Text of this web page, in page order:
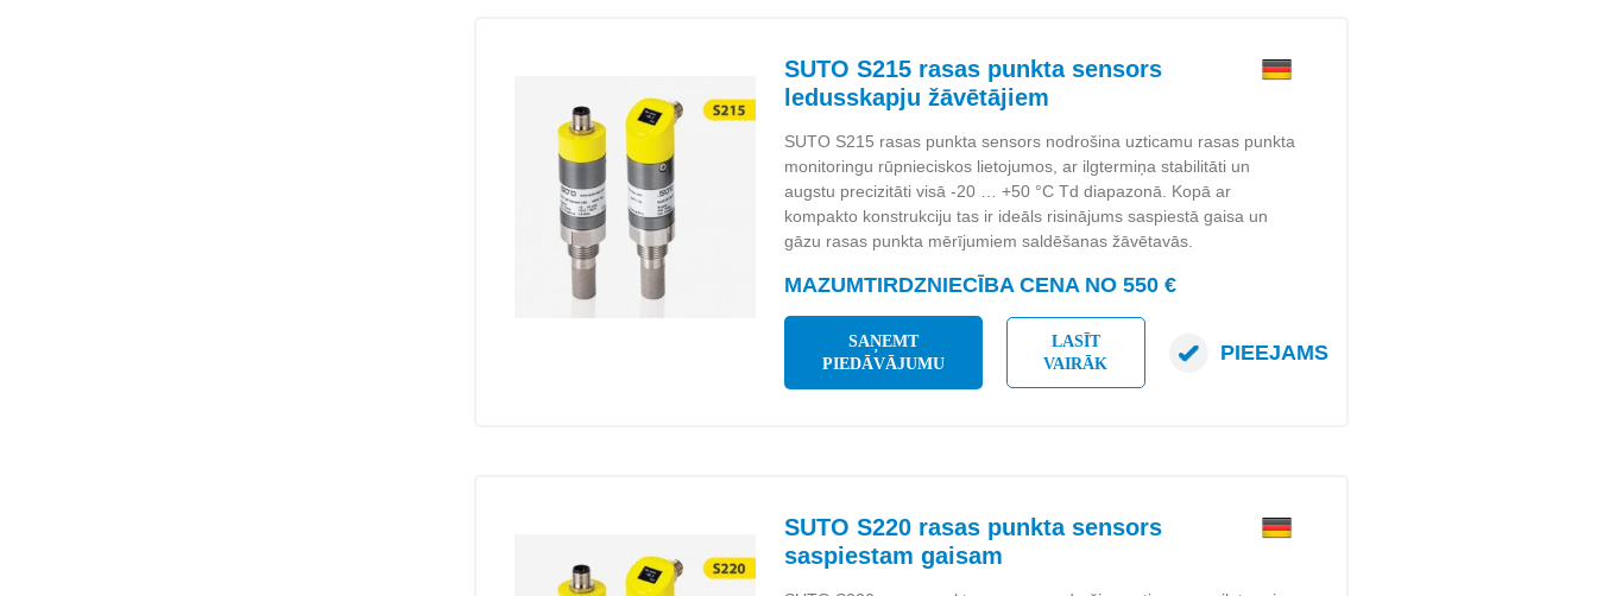
SUTO S215 rasas punkta sensors
ledusskapju žāvētājiem
SUTO S215 rasas punkta sensors nodrošina uzticamu rasas punkta
monitoringu rūpnieciskos lietojumos, ar ilgtermiņa stabilitāti un
augstu precizitāti visā -20 … +50 °C Td diapazonā. Kopā ar
kompakto konstrukciju tas ir ideāls risinājums saspiestā gaisa un
gāzu rasas punkta mērījumiem saldēšanas žāvētavās.
MAZUMTIRDZNIECĪBA CENA NO 550 €
SAŅEMT
PIEDĀVĀJUMU
LASĪT
VAIRĀK
PIEEJAMS
SUTO S220 rasas punkta sensors
saspiestam gaisam